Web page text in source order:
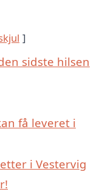
sidste hilsen
få leveret i
i Vestervig